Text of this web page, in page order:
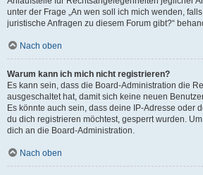
unter der Frage „An wen soll ich mich wenden,
juristische Anfragen zu diesem Forum gibt?“
Nach oben
Warum kann ich mich nicht registrieren?
Es kann sein, dass die Board-Administration die
ausgeschaltet hat, damit sich keine neuen
Es könnte auch sein, dass deine IP-Adresse oder
du dich registrieren möchtest, gesperrt wurden.
dich an die Board-Administration.
Nach oben